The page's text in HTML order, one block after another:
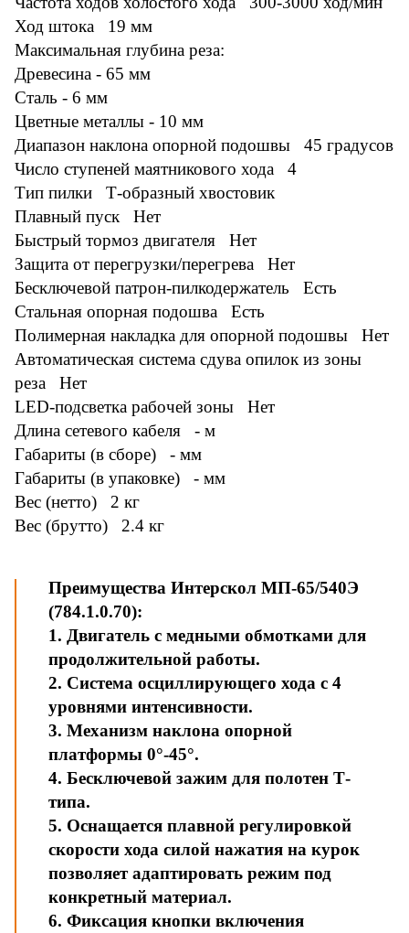
Ход штока 19 мм
Максимальная глубина реза:
Древесина - 65 мм
Сталь - 6 мм
Цветные металлы - 10 мм
Диапазон наклона опорной подошвы 45 градусов
Число ступеней маятникового хода 4
Тип пилки Т-образный хвостовик
Плавный пуск Нет
Быстрый тормоз двигателя Нет
Защита от перегрузки/перегрева Нет
Бесключевой патрон-пилкодержатель Есть
Стальная опорная подошва Есть
Полимерная накладка для опорной подошвы Нет
Автоматическая система сдува опилок из зоны
реза Нет
LED-подсветка рабочей зоны Нет
Длина сетевого кабеля - м
Габариты (в сборе) - мм
Габариты (в упаковке) - мм
Вес (нетто) 2 кг
Вес (брутто) 2.4 кг
Преимущества Интерскол МП-65/540Э
(784.1.0.70):
1. Двигатель с медными обмотками для
продолжительной работы.
2. Система осциллирующего хода с 4
уровнями интенсивности.
3. Механизм наклона опорной
платформы 0°-45°.
4. Бесключевой зажим для полотен Т-
типа.
5. Оснащается плавной регулировкой
скорости хода силой нажатия на курок
позволяет адаптировать режим под
конкретный материал.
6. Фиксация кнопки включения